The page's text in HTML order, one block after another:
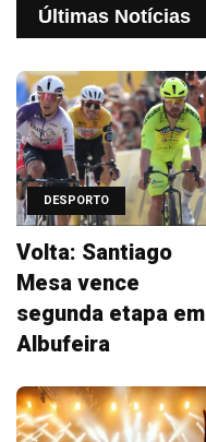
Últimas Notícias
DESPORTO
Volta: Santiago
Mesa vence
segunda etapa em
Albufeira